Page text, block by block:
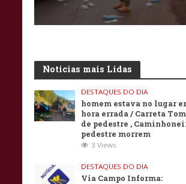
Noticias mais Lidas
DESTAQUES DO DIA
homem estava no lugar
hora errada / Carreta
de pedestre ,
pedestre morrem
3 Views
DESTAQUES DO DIA
Via Campo Informa: